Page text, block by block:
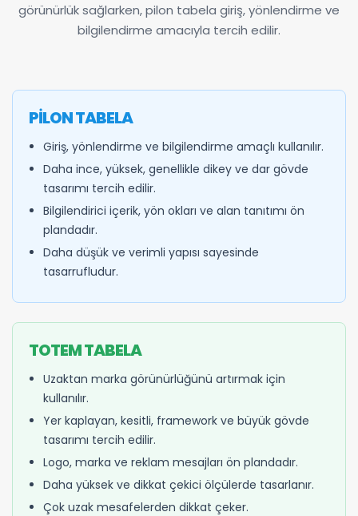
görünürlük sağlarken, pilon tabela giriş, yönlendirme ve
bilgilendirme amacıyla tercih edilir.
PILON TABELA
Giriş, yönlendirme ve bilgilendirme amaçlı kullanılır.
Daha ince, yüksek, genellikle dikey ve dar gövde
tasarımı tercih edilir.
Bilgilendirici içerik, yön okları ve alan tanıtımı ön
plandadır.
Daha düşük ve verimli yapısı sayesinde
tasarrufludur.
TOTEM TABELA
Uzaktan marka görünürlüğünü artırmak için
kullanılır.
Yer kaplayan, kesitli, framework ve büyük gövde
tasarımı tercih edilir.
Logo, marka ve reklam mesajları ön plandadır.
Daha yüksek ve dikkat çekici ölçülerde tasarlanır.
Çok uzak mesafelerden dikkat çeker.